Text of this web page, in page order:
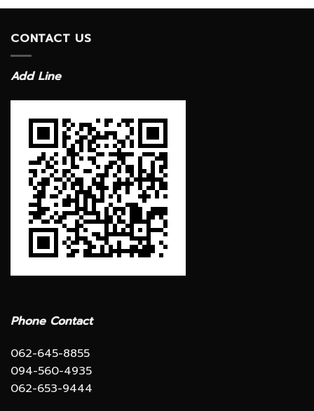
CONTACT US
Add Line
Phone Contact
062-645-8855
094-560-4935
062-653-9444